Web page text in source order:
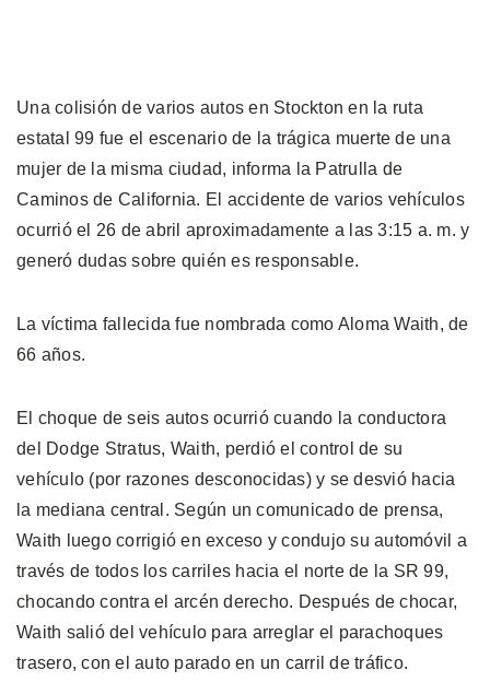
Una colisión de varios autos en Stockton en la ruta
estatal 99 fue el escenario de la trágica muerte de una
mujer de la misma ciudad, informa la Patrulla de
Caminos de California. El accidente de varios vehículos
ocurrió el 26 de abril aproximadamente a las 3:15 a. m. y
generó dudas sobre quién es responsable.
La víctima fallecida fue nombrada como Aloma Waith, de
66 años.
El choque de seis autos ocurrió cuando la conductora
del Dodge Stratus, Waith, perdió el control de su
vehículo (por razones desconocidas) y se desvió hacia
la mediana central. Según un comunicado de prensa,
Waith luego corrigió en exceso y condujo su automóvil a
través de todos los carriles hacia el norte de la SR 99,
chocando contra el arcén derecho. Después de chocar,
Waith salió del vehículo para arreglar el parachoques
trasero, con el auto parado en un carril de tráfico.